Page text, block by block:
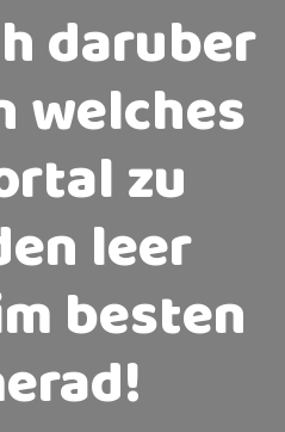
daruber
welches
zu
leer
besten